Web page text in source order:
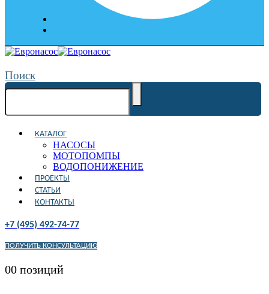
Поиск
КАТАЛОГ
НАСОСЫ
МОТОПОМПЫ
ВОДОПОНИЖЕНИЕ
ПРОЕКТЫ
СТАТЬИ
КОНТАКТЫ
+7 (495) 492-74-77
ПОЛУЧИТЬ КОНСУЛЬТАЦИЮ
00 позиций